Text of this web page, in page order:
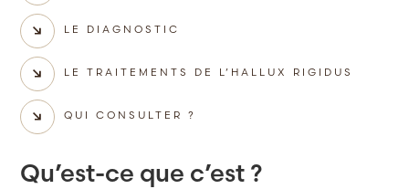
LE DIAGNOSTIC
LE TRAITEMENTS DE L’HALLUX RIGIDUS
QUI CONSULTER ?
Qu’est-ce que c’est ?